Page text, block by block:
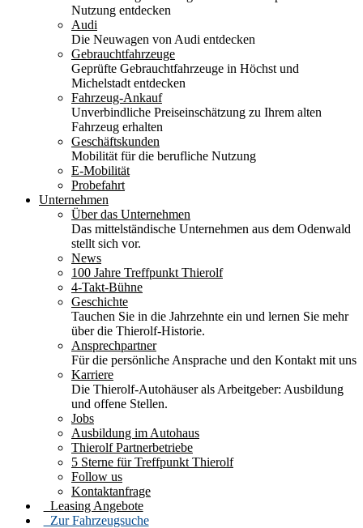
Nutzung entdecken
Audi
Die Neuwagen von Audi entdecken
Gebrauchtfahrzeuge
Geprüfte Gebrauchtfahrzeuge in Höchst und
Michelstadt entdecken
Fahrzeug-Ankauf
Unverbindliche Preiseinschätzung zu Ihrem alten
Fahrzeug erhalten
Geschäftskunden
Mobilität für die berufliche Nutzung
E-Mobilität
Probefahrt
Unternehmen
Über das Unternehmen
Das mittelständische Unternehmen aus dem Odenwald
stellt sich vor.
News
100 Jahre Treffpunkt Thierolf
4-Takt-Bühne
Geschichte
Tauchen Sie in die Jahrzehnte ein und lernen Sie mehr
über die Thierolf-Historie.
Ansprechpartner
Für die persönliche Ansprache und den Kontakt mit uns
Karriere
Die Thierolf-Autohäuser als Arbeitgeber: Ausbildung
und offene Stellen.
Jobs
Ausbildung im Autohaus
Thierolf Partnerbetriebe
5 Sterne für Treffpunkt Thierolf
Follow us
Kontaktanfrage
Leasing Angebote
Zur Fahrzeugsuche